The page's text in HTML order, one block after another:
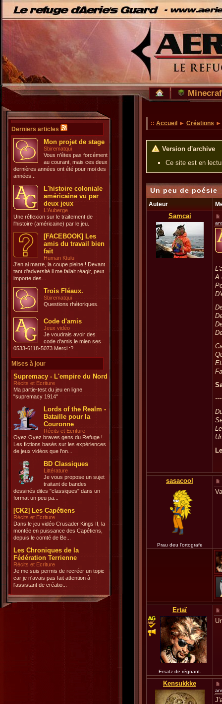
Derniers articles
Mon projet de stage
Sbirematqui
Vous n'êtes pas forcément
au courant, mais ces deux
dernières années ont été pour moi des
années...
L'histoire coloniale
américaine vu par
deux jeux
L'Auberge
Une réflexion sur le traitement de
l'histoire (américaine) par le jeu.
[FACEBOOK] Les
amis du travail bien
fait
Human Ktulu
J'en ai marre, la coupe pleine ! Devant
tant d'adversité il me fallait réagir, peut
importe des...
Trois Fléaux.
Sbirematqui
Questions rhétoriques.
Code d'amis
Jeux vidéo
Je voudrais avoir des
code d'amis le mien ses
0533-6118-5073 Merci :?
Mises à jour
Supremacy - L'empire du Nord
Récits et Ecriture
Ma partie-test du jeu en ligne
"supremacy 1914"
Lords of the Realm -
Bataille pour la
Couronne
Récits et Ecriture
Oyez Oyez braves gens du Refuge !
Les fictions basés sur les expériences
de jeux vidéos que l'on...
BD Classiques
Littérature
Je vous propose un sujet
traitant de bandes
dessinés dites "classiques" dans un
format un peu pa...
[CK2] Les Capétiens
Récits et Ecriture
Dans le jeu vidéo Crusader Kings II, la
montée en puissance des Capétiens,
depuis le comté de Be...
Les Chroniques de la
Fédération Terrienne
Récits et Ecriture
Je me suis permis de recréer un topic
car je n'avais pas fait attention à
l'assistant de créatio...
:: Accueil ► Créations
Version d'archive
Ce site est en
Un peu de poésie
Auteur
Samcai
A
sasacool
Prau deu l'ortografe
Ertaï
Ersatz de régnant.
Kensukkke